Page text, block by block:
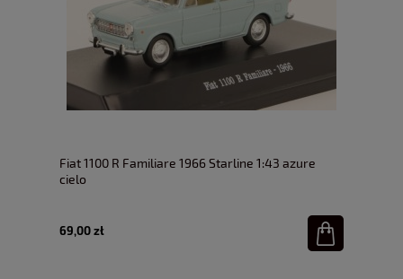
Fiat 1100 R Familiare 1966 Starline 1:43 azure
cielo
69,00 zł